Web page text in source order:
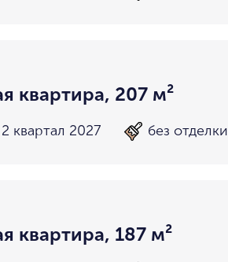
квартира, 207 м²
2 квартал 2027 без отделки
квартира, 187 м²